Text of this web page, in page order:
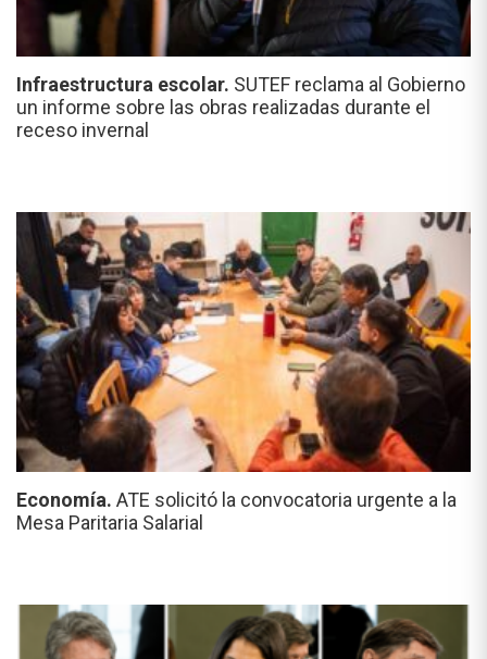
Infraestructura escolar. SUTEF reclama al Gobierno
un informe sobre las obras realizadas durante el
receso invernal
Economía. ATE solicitó la convocatoria urgente a la
Mesa Paritaria Salarial